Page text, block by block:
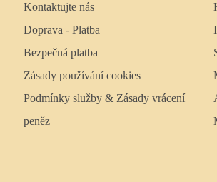
Kontaktujte nás
Doprava - Platba
Bezpečná platba
Zásady používání cookies
Podmínky služby & Zásady vrácení
peněz